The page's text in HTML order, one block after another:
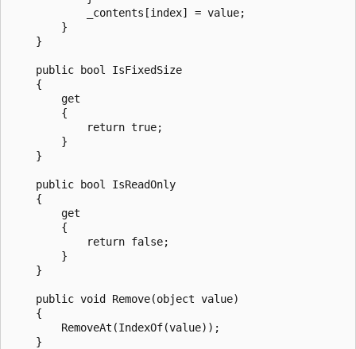
            _contents[index] = value;
        }
    }
    public bool IsFixedSize
    {
        get
        {
            return true;
        }
    }
    public bool IsReadOnly
    {
        get
        {
            return false;
        }
    }
    public void Remove(object value)
    {
        RemoveAt(IndexOf(value));
    }